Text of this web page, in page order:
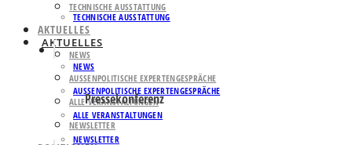
TECHNISCHE AUSSTATTUNG
AKTUELLES
NEWS
AUSSENPOLITISCHE EXPERTENGESPRÄCHE
ALLE VERANSTALTUNGEN
NEWSLETTER
TECHNISCHE AUSSTATTUNG
AKTUELLES
NEWS
AUSSENPOLITISCHE EXPERTENGESPRÄCHE
ALLE VERANSTALTUNGEN
NEWSLETTER
Pressekonferenz